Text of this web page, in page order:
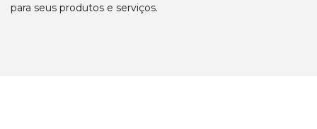
para seus produtos e serviços.